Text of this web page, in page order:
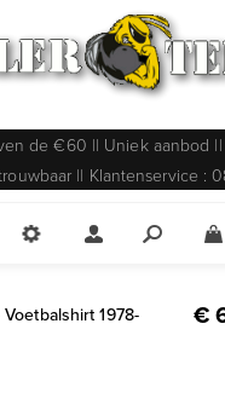
de €60 || Uniek aanbod
|| Klantenservice :
1978-
€